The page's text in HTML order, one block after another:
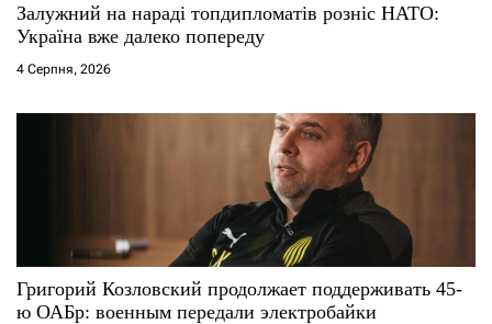
Залужний на нараді топдипломатів розніс НАТО:
Україна вже далеко попереду
4 Серпня, 2026
Григорий Козловский продолжает поддерживать 45-
ю ОАБр: военным передали электробайки